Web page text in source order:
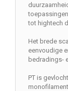
tot hightech
Het brede
eenvoudige
bedradings-
PT is